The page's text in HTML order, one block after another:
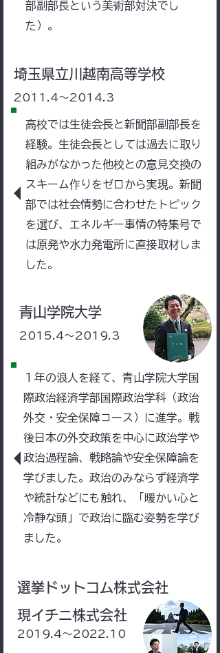
部副部長という美術部対決でし
た）。
​埼玉県立川越南高等学校
​2011.4～2014.3
高校では生徒会長と新聞部副部長を
経験。生徒会長としては過去に取り
組みがなかった他校との意見交換の
スキーム作りをゼロから実現。新聞
部では社会情勢に合わせたトピック
を選び、エネルギー事情の特集号で
は原発や水力発電所に直接取材しま
した。
​青山学院大学
​2015.4～2019.3
１年の浪人を経て、青山学院大学国
際政治経済学部国際政治学科（政治
外交・安全保障コース）に進学。戦
後日本の外交政策を中心に政治学や
政治過程論、戦略論や安全保障論を
学びました。政治のみならず経済学
や統計などにも触れ、「暖かい心と
冷静な頭」で政治に臨む姿勢を学び
ました。
選挙ドットコム株式会社
​現イチニ株式会社
​2019.4～2022.10